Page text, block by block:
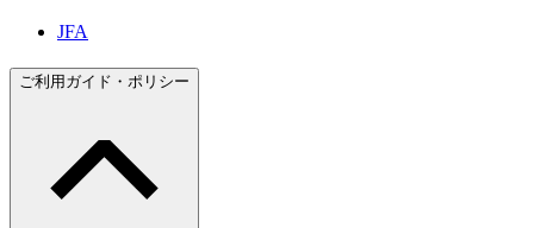
JFA
ご利用ガイド・ポリシー